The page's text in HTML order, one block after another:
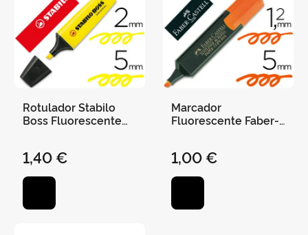
Rotulador Stabilo
Boss Fluorescente
1,40 €
Marcador
Fluorescente Faber-
1,00 €